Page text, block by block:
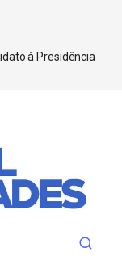
à Presidência